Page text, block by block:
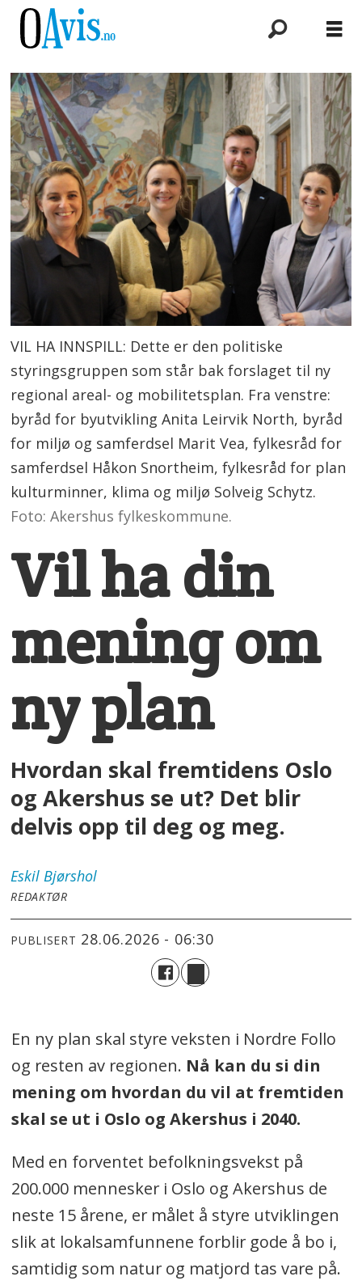
VIL HA INNSPILL: Dette er den politiske
styringsgruppen som står bak forslaget til ny
regional areal- og mobilitetsplan. Fra venstre:
byråd for byutvikling Anita Leirvik North, byråd
for miljø og samferdsel Marit Vea, fylkesråd for
samferdsel Håkon Snortheim, fylkesråd for plan
kulturminner, klima og miljø Solveig Schytz.
Foto: Akershus fylkeskommune.
Vil ha din
mening om
ny plan
Hvordan skal fremtidens Oslo
og Akershus se ut? Det blir
delvis opp til deg og meg.
Eskil Bjørshol
REDAKTØR
PUBLISERT 28.06.2026 - 06:30
En ny plan skal styre veksten i Nordre Follo
og resten av regionen. Nå kan du si din
mening om hvordan du vil at fremtiden
skal se ut i Oslo og Akershus i 2040.
Med en forventet befolkningsvekst på
200.000 mennesker i Oslo og Akershus de
neste 15 årene, er målet å styre utviklingen
slik at lokalsamfunnene forblir gode å bo i,
samtidig som natur og matjord tas vare på.